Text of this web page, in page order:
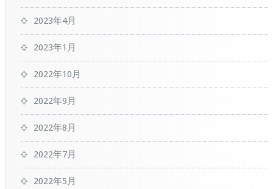
2023年4月
2023年1月
2022年10月
2022年9月
2022年8月
2022年7月
2022年5月